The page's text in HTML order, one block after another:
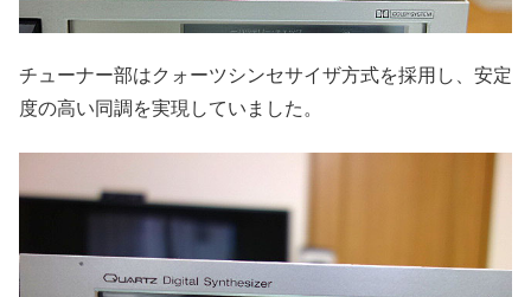
チューナー部はクォーツシンセサイザ方式を採用し、安定
度の高い同調を実現していました。